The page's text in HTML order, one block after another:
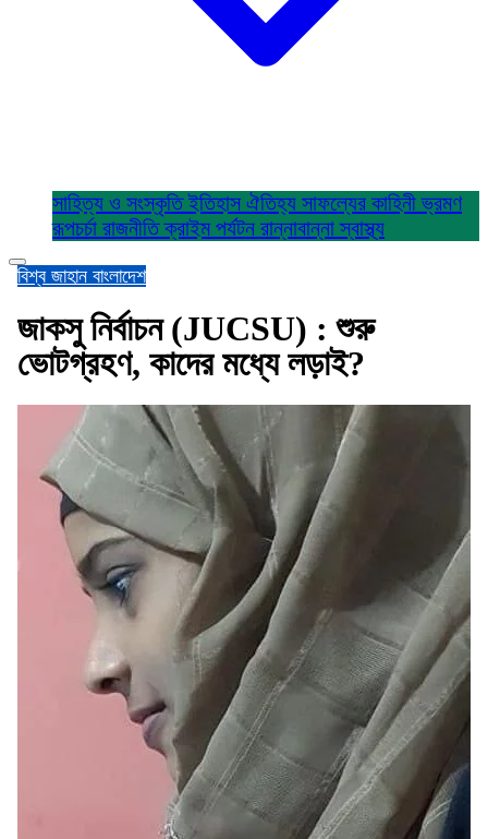
সাহিত্য ও সংস্কৃতিইতিহাস ঐতিহ্য সাফল্যের কাহিনীভ্রমণ
রূপচর্চা রাজনীতিক্রাইম পর্যটন রান্নাবান্নাস্বাস্থ্য
বিশ্ব জাহান বাংলাদেশ
জাকসু নির্বাচন (JUCSU) : শুরু
ভোটগ্রহণ, কাদের মধ্যে লড়াই?